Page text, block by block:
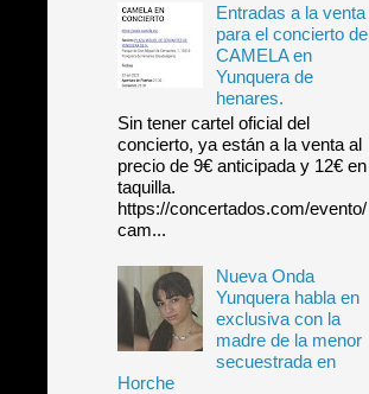
Entradas a la venta
para el concierto de
CAMELA en
Yunquera de
henares.
Sin tener cartel oficial del
concierto, ya están a la venta al
precio de 9€ anticipada y 12€ en
taquilla.
https://concertados.com/evento/
cam...
Nueva Onda
Yunquera habla en
exclusiva con la
madre de la menor
secuestrada en
Horche